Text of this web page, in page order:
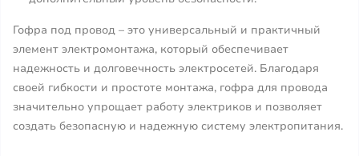
Гофра под провод – это универсальный и практичный
элемент электромонтажа, который обеспечивает
надежность и долговечность электросетей. Благодаря
своей гибкости и простоте монтажа, гофра для провода
значительно упрощает работу электриков и позволяет
создать безопасную и надежную систему электропитания.